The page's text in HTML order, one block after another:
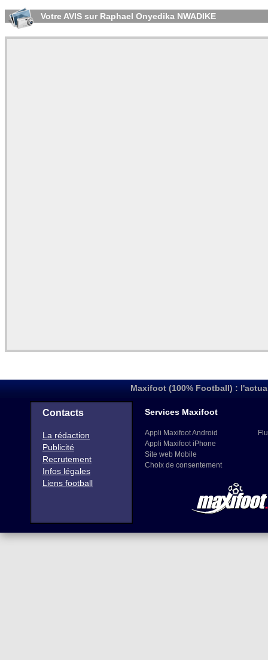
Votre AVIS sur Raphael Onyedika NWADIKE
Maxifoot (100% Football) :
Contacts
La rédaction
Publicité
Recrutement
Infos légales
Liens football
Services Maxifoot
Appli Maxifoot Android
Appli Maxifoot iPhone
Site web Mobile
Choix de consentement